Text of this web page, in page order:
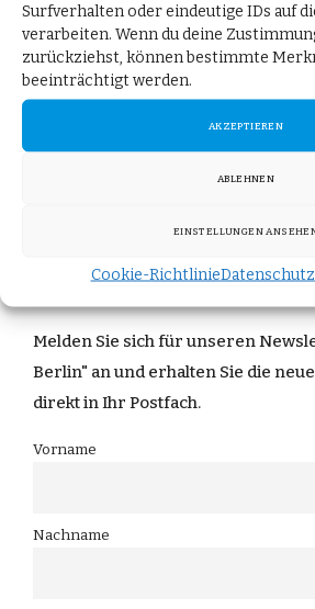
Surfverhalten oder eindeutige IDs auf
verarbeiten. Wenn du deine
zurückziehst, können bestimmte
beeinträchtigt werden.
AKZEPTIEREN
ABLEHNEN
EINSTELLUNGEN
Cookie-RichtlinieDatenschutz
nicht über dem Wohl und Nutzen für
stehen.“
Der BeitragEU-Verbotsirrsinn
erschien zuerst auf
Deutschen Bundestag.
Bleiben Sie
Melden Sie sich für unseren
Berlin" an und erhalten Sie die
direkt in Ihr Postfach.
Vorname
Nachname